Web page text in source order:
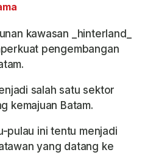
kawasan _hinterland_
pengembangan
salah satu sektor
kemajuan Batam.
pulau ini tentu menjadi
yang datang ke